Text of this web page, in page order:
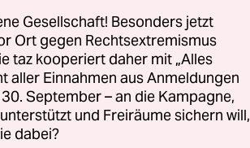
Minuten
für Flaneure.
frei
nicht
wie
Gesellschaft! Besonders jetzt
Ort gegen Rechtsextremismus
taz kooperiert daher mit „Alles
aller Einnahmen aus Anmeldungen
September – an die Kampagne,
und Freiräume sichern will,
dabei?